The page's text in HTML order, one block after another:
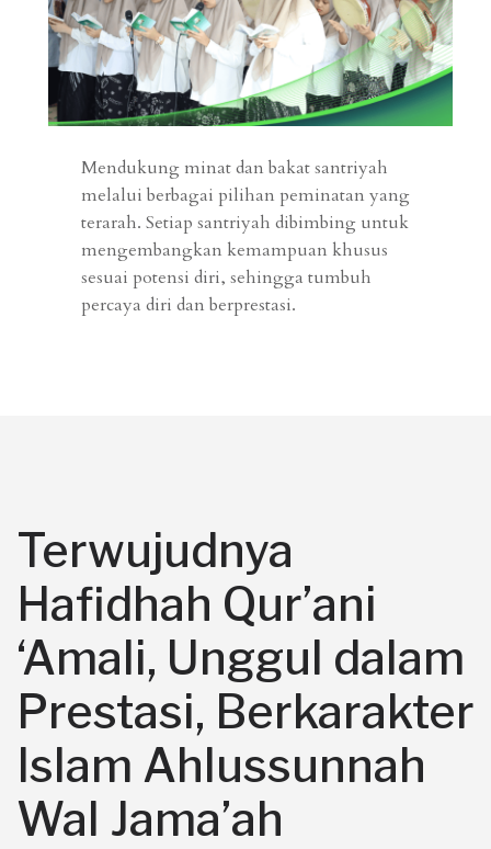
Mendukung minat dan bakat santriyah
melalui berbagai pilihan peminatan yang
terarah. Setiap santriyah dibimbing untuk
mengembangkan kemampuan khusus
sesuai potensi diri, sehingga tumbuh
percaya diri dan berprestasi.
Terwujudnya
Hafidhah Qur’ani
‘Amali, Unggul dalam
Prestasi, Berkarakter
Islam Ahlussunnah
Wal Jama’ah